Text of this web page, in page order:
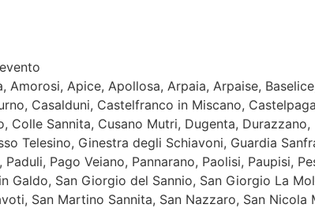
Amorosi, Apice, Apollosa, Arpaia, Arpaise,
Casalduni, Castelfranco in Miscano,
Colle Sannita, Cusano Mutri, Dugenta,
Telesino, Ginestra degli Schiavoni, Guardia
Pago Veiano, Pannarano, Paolisi, Paupisi,
Galdo, San Giorgio del Sannio, San Giorgio La
San Martino Sannita, San Nazzaro, San Nicola